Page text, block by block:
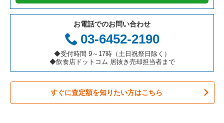
テイクアウトの居抜き売却物件の案件一覧
お弁当・惣菜・デリの居抜き売却物件の案件一覧
カラオケ・パブ・スナックの居抜き売却物件の案件一覧
バーの居抜き売却物件の案件一覧
居酒屋・ダイニングバーの居抜き売却物件の案件一覧
岐阜県の飲食店の居抜き売却物件の案件一覧
三重県の飲食店の居抜き売却物件の案件一覧
神戸市兵庫区の飲食店の居抜き売却物件の案件一覧
神戸市東灘区の飲食店の居抜き売却物件の案件一覧
明石市の飲食店の居抜き売却物件の案件一覧
神戸市長田区の飲食店の居抜き売却物件の案件一覧
神戸市垂水区の飲食店の居抜き売却物件の案件一覧
兵庫県の鉄板焼き・お好み焼の居抜き売却物件の案件一覧
兵庫県のアジア料理の居抜き売却物件の案件一覧
兵庫県のカフェの居抜き売却物件の案件一覧
兵庫県のテイクアウトの居抜き売却物件の案件一覧
兵庫県のお弁当・惣菜・デリの居抜き売却物件の案件一覧
お電話でのお問い合わせ
03-6452-2190
◆受付時間 9～17時（土日祝祭日除く）
◆飲食店ドットコム 居抜き売却担当者まで
すぐに査定額を知りたい方はこちら